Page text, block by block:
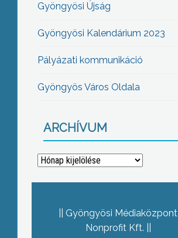
Gyöngyösi Újság
Gyöngyösi Kalendárium 2023
Pályázati kommunikáció
Gyöngyös Város Oldala
ARCHÍVUM
Archívum
Gyöngyösi Médiaközpont
Nonprofit Kft.